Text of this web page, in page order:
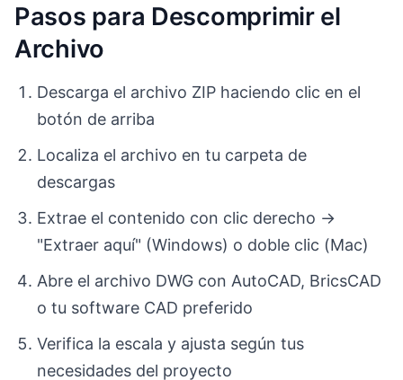
Pasos para Descomprimir el
Archivo
Descarga el archivo ZIP haciendo clic en el
botón de arriba
Localiza el archivo en tu carpeta de
descargas
Extrae el contenido con clic derecho →
"Extraer aquí" (Windows) o doble clic (Mac)
Abre el archivo DWG con AutoCAD, BricsCAD
o tu software CAD preferido
Verifica la escala y ajusta según tus
necesidades del proyecto